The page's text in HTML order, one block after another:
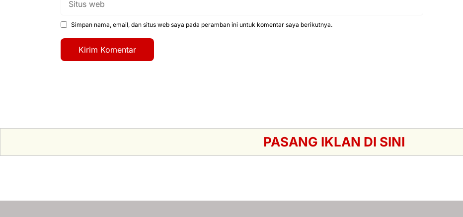
Simpan nama, email, dan situs web saya pada peramban ini untuk komentar saya berikutnya.
PASANG IKLAN DI SINI